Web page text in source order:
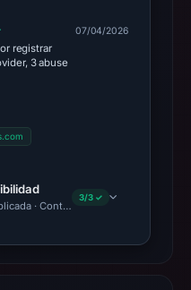
registrar
3 abuse
07/04/2026
· Content Observed
3/3 ✓